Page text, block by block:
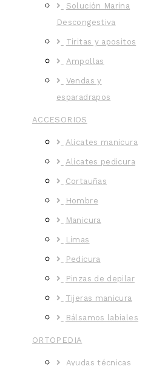
Solución Marina
Descongestiva
Tiritas y apositos
Ampollas
Vendas y
esparadrapos
ACCESORIOS
Alicates manicura
Alicates pedicura
Cortauñas
Hombre
Manicura
Limas
Pedicura
Pinzas de depilar
Tijeras manicura
Bálsamos labiales
ORTOPEDIA
Ayudas técnicas